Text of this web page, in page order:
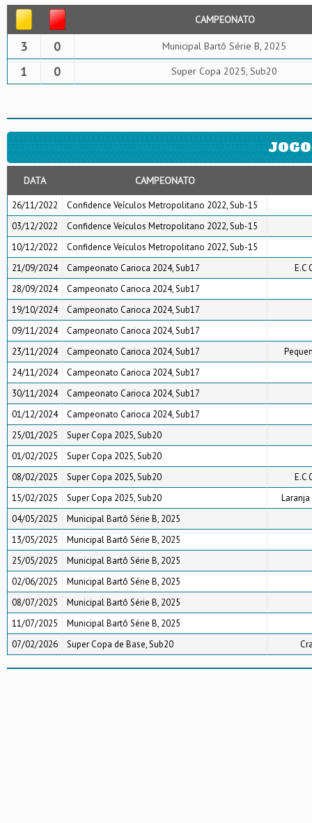
CAMPEONATO
3 0 Municipal Bartô Série B, 2025
1 0 Super Copa 2025, Sub20
DATA CAMPEONATO
26/11/2022
Confidence Veículos Metropolitano 2022, Sub-15
03/12/2022
Confidence Veículos Metropolitano 2022, Sub-15
10/12/2022
Confidence Veículos Metropolitano 2022, Sub-15
21/09/2024
Campeonato Carioca 2024, Sub17
E.C
28/09/2024
Campeonato Carioca 2024, Sub17
19/10/2024
Campeonato Carioca 2024, Sub17
09/11/2024
Campeonato Carioca 2024, Sub17
23/11/2024
Campeonato Carioca 2024, Sub17
24/11/2024
Campeonato Carioca 2024, Sub17
30/11/2024
Campeonato Carioca 2024, Sub17
01/12/2024
Campeonato Carioca 2024, Sub17
25/01/2025
Super Copa 2025, Sub20
01/02/2025
Super Copa 2025, Sub20
08/02/2025
Super Copa 2025, Sub20
E.C
15/02/2025
Super Copa 2025, Sub20
Laranja
04/05/2025
Municipal Bartô Série B, 2025
13/05/2025
Municipal Bartô Série B, 2025
25/05/2025
Municipal Bartô Série B, 2025
02/06/2025
Municipal Bartô Série B, 2025
08/07/2025
Municipal Bartô Série B, 2025
11/07/2025
Municipal Bartô Série B, 2025
07/02/2026
Super Copa de Base, Sub20